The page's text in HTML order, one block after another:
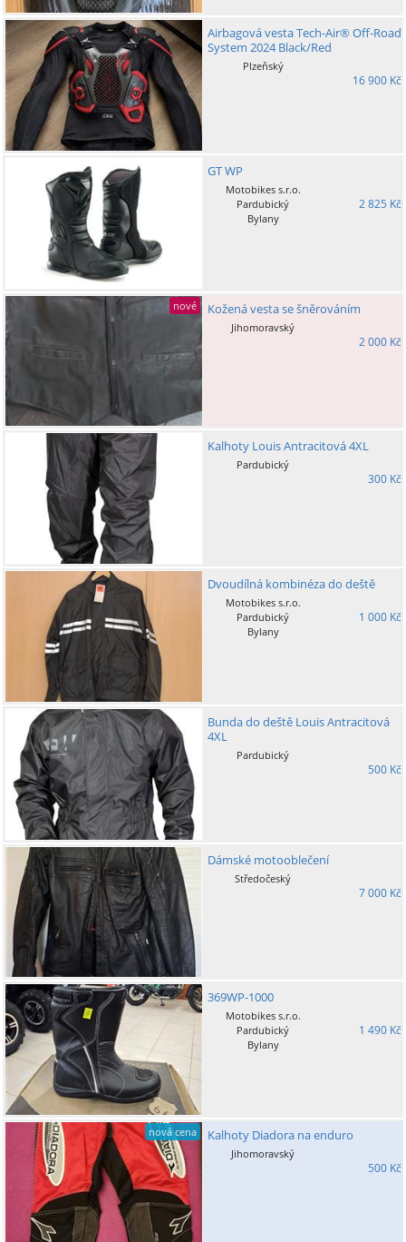
Airbagová vesta Tech-Air® Off-Road
System 2024 Black/Red
Plzeňský
16 900 Kč
GT WP
Motobikes s.r.o.
Pardubický
Bylany
2 825 Kč
nové Kožená vesta se šněrováním
Jihomoravský
2 000 Kč
Kalhoty Louis Antracitová 4XL
Pardubický
300 Kč
Dvoudílná kombinéza do deště
Motobikes s.r.o.
Pardubický
Bylany
1 000 Kč
Bunda do deště Louis Antracitová
4XL
Pardubický
500 Kč
Dámské motooblečení
Středočeský
7 000 Kč
369WP-1000
Motobikes s.r.o.
Pardubický
Bylany
1 490 Kč
nová cena Kalhoty Diadora na enduro
Jihomoravský
500 Kč